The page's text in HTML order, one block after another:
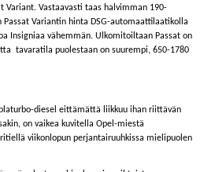
Variant. Vastaavasti taas halvimman 190-
Passat Variantin hinta DSG-automaattilaatikolla
Insigniaa vähemmän. Ulkomitoiltaan Passat on
tavaratila puolestaan on suurempi, 650-1780
diesel eittämättä liikkuu ihan riittävän
on vaikea kuvitella Opel-miestä
viikonlopun perjantairuuhkissa mielipuolen